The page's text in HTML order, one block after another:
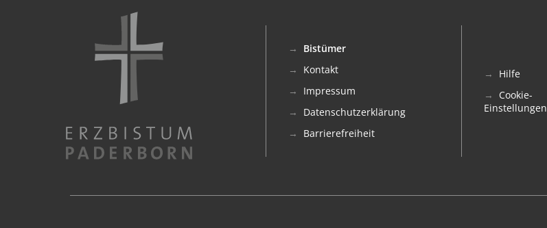
Bistümer
Kontakt
Impressum
Datenschutzerklärung
Barrierefreiheit
Hilfe
Cookie-
Einstellungen